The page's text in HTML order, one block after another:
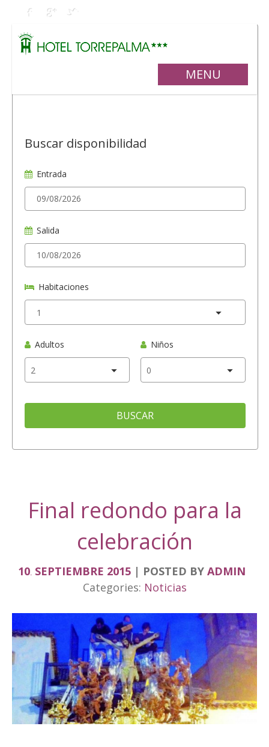
MENU
Buscar disponibilidad
Entrada
Salida
Habitaciones
Adultos Niños
BUSCAR
Final redondo para la
celebración
10. SEPTIEMBRE 2015 POSTED BY ADMIN
Categories: Noticias